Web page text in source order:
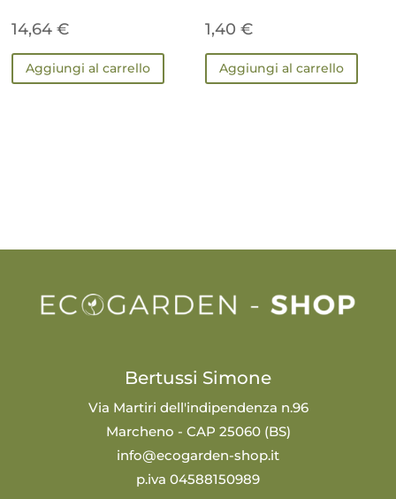
14,64€
Aggiungi al carrello
1,40€
Aggiungi al carrello
Bertussi Simone
Via Martiri dell'indipendenza n.96
Marcheno - CAP 25060 (BS)
info@ecogarden-shop.it
p.iva 04588150989